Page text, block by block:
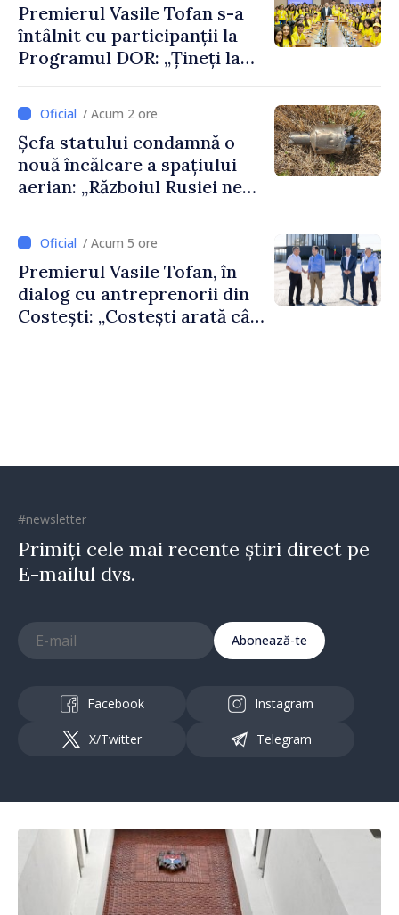
Premierul Vasile Tofan s-a
întâlnit cu participanții la
Programul DOR: „Țineți la
feriți de încercări și greșeli –
doar astfel puteți reuși”
/ Acum 2 ore
Șefa statului condamnă o
nouă încălcare a spațiului
aerian: „Războiul Rusiei ne
/ Acum 5 ore
Premierul Vasile Tofan, în
dialog cu antreprenorii din
Costești: „Costești arată cât
#newsletter
Primiți cele mai recente știri direct pe
E-mailul dvs.
Abonează-te
Facebook Instagram
X/Twitter Telegram